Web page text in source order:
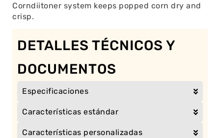
Corndiitoner system keeps popped corn dry and
crisp.
DETALLES TÉCNICOS Y
DOCUMENTOS
Especificaciones
Características estándar
Características personalizadas